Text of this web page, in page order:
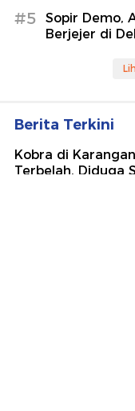
#5
Sopir Demo,
Berjejer di
Berita Terkini
Kobra di
Terbelah, Diduga